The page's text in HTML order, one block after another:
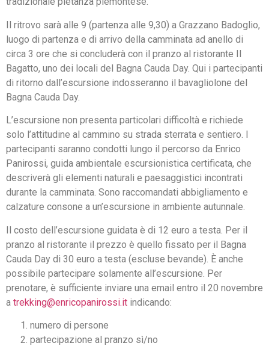
Il ritrovo sarà alle 9 (partenza alle 9,30) a Grazzano Badoglio,
luogo di partenza e di arrivo della camminata ad anello di
circa 3 ore che si concluderà con il pranzo al ristorante Il
Bagatto, uno dei locali del Bagna Cauda Day. Qui i partecipanti
di ritorno dall’escursione indosseranno il bavagliolone del
Bagna Cauda Day.
L’escursione non presenta particolari difficoltà e richiede
solo l’attitudine al cammino su strada sterrata e sentiero. I
partecipanti saranno condotti lungo il percorso da Enrico
Panirossi, guida ambientale escursionistica certificata, che
descriverà gli elementi naturali e paesaggistici incontrati
durante la camminata. Sono raccomandati abbigliamento e
calzature consone a un’escursione in ambiente autunnale.
Il costo dell’escursione guidata è di 12 euro a testa. Per il
pranzo al ristorante il prezzo è quello fissato per il Bagna
Cauda Day di 30 euro a testa (escluse bevande). È anche
possibile partecipare solamente all’escursione. Per
prenotare, è sufficiente inviare una email entro il 20 novembre
a trekking@enricopanirossi.it indicando:
numero di persone
partecipazione al pranzo sì/no